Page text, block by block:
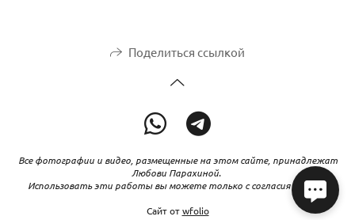
Поделиться ссылкой
Все фотографии и видео, размещенные на этом сайте, принадлежат
Любови Парахиной.
Использовать эти работы вы можете только с согласия автора
Сайт отwfolio